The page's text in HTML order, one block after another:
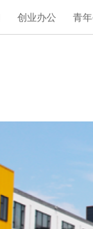
创业办公 青